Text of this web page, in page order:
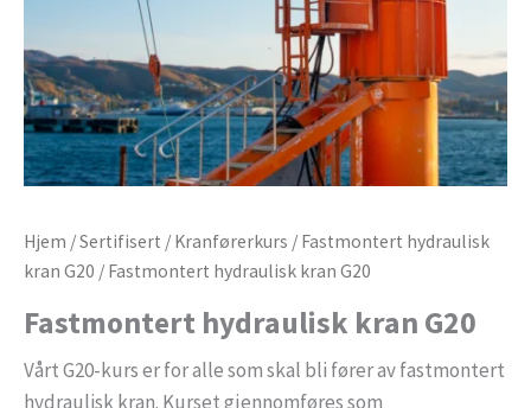
Hjem /Sertifisert / Kranførerkurs / Fastmontert hydraulisk
kran G20 / Fastmontert hydraulisk kran G20
Fastmontert hydraulisk kran G20
Vårt G20-kurs er for alle som skal bli fører av fastmontert
hydraulisk kran. Kurset gjennomføres som